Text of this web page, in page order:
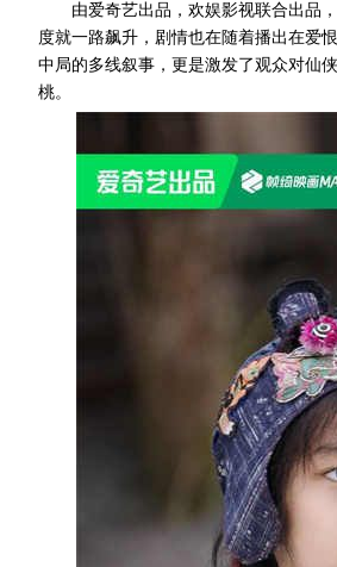
由爱奇艺出品，欢娱影视联合出品
度就一路飙升，剧情也在随着播出在爱
中局的多线叙事，更是激发了观众对仙
桃。